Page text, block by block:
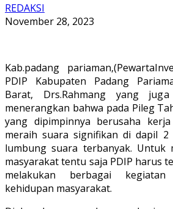
REDAKSI
November 28, 2023
Kab.padang
PDIP Kabupaten Padang
Barat, Drs.Rahmang yang
menerangkan bahwa pada Pileg
yang dipimpinnya berusaha
meraih suara signifikan di dapil 2
lumbung suara terbanyak. Untuk
masyarakat tentu saja PDIP harus
melakukan berbagai
kehidupan masyarakat.